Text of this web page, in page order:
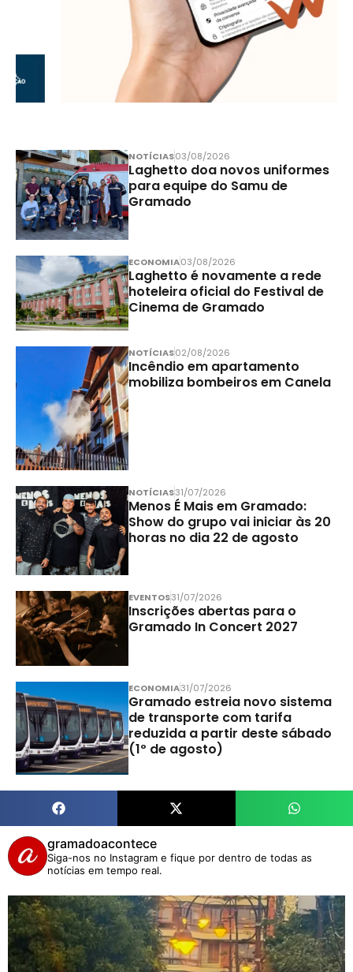
NOTÍCIAS03/08/2026
Laghetto doa novos uniformes
para equipe do Samu de
Gramado
ECONOMIA03/08/2026
Laghetto é novamente a rede
hoteleira oficial do Festival de
Cinema de Gramado
NOTÍCIAS02/08/2026
Incêndio em apartamento
mobiliza bombeiros em Canela
NOTÍCIAS31/07/2026
Menos É Mais em Gramado:
Show do grupo vai iniciar às 20
horas no dia 22 de agosto
EVENTOS31/07/2026
Inscrições abertas para o
Gramado In Concert 2027
ECONOMIA31/07/2026
Gramado estreia novo sistema
de transporte com tarifa
reduzida a partir deste sábado
(1º de agosto)
gramadoacontece
Siga-nos no Instagram e fique por dentro de todas as
notícias em tempo real.